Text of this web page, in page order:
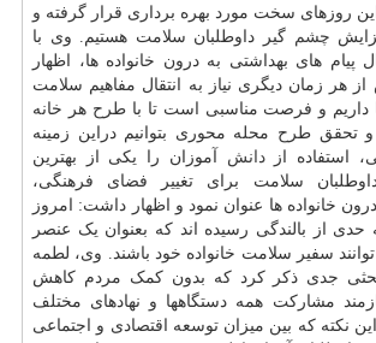
روزهای سخت مورد بهره برداری قرار گرفته و
چشم گیر داوطلبان سلامت هستیم. وی با
پیام های بهداشتی به درون خانواده ها، اظهار
هر زمان دیگری نیاز به انتقال مفاهیم سلامت
داریم و فرصت مناسبی است تا با طرح هر خانه
تحقق طرح محله محوری بتوانیم دراین زمینه
استفاده ازدانش آموزان را یکی از بهترین
سلامت برای تغییر فضای فرهنگی،
خانواده ها عنوان نمود و اظهار داشت: امروز
حدی از بالندگی رسیده اند که بعنوان یک عنصر
سفیر سلامت خانواده خود باشند. وی، لطمه
جدی ذکر کرد که بدون کمک مردم کاهش
مشارکت همه دستگاهها و نهادهای مختلف
نکته که بین میزان توسعه اقتصادی و اجتماعی